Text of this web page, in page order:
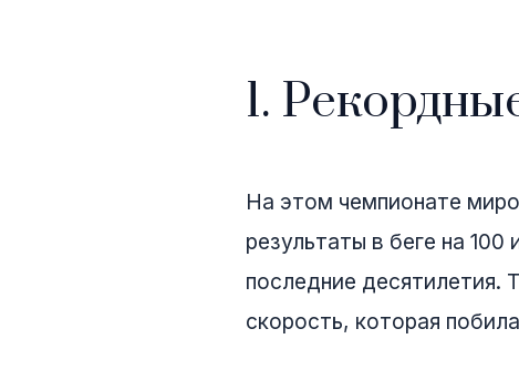
1.
На этом чемпионате
результаты в беге на
последние десятилетия.
скорость, которая